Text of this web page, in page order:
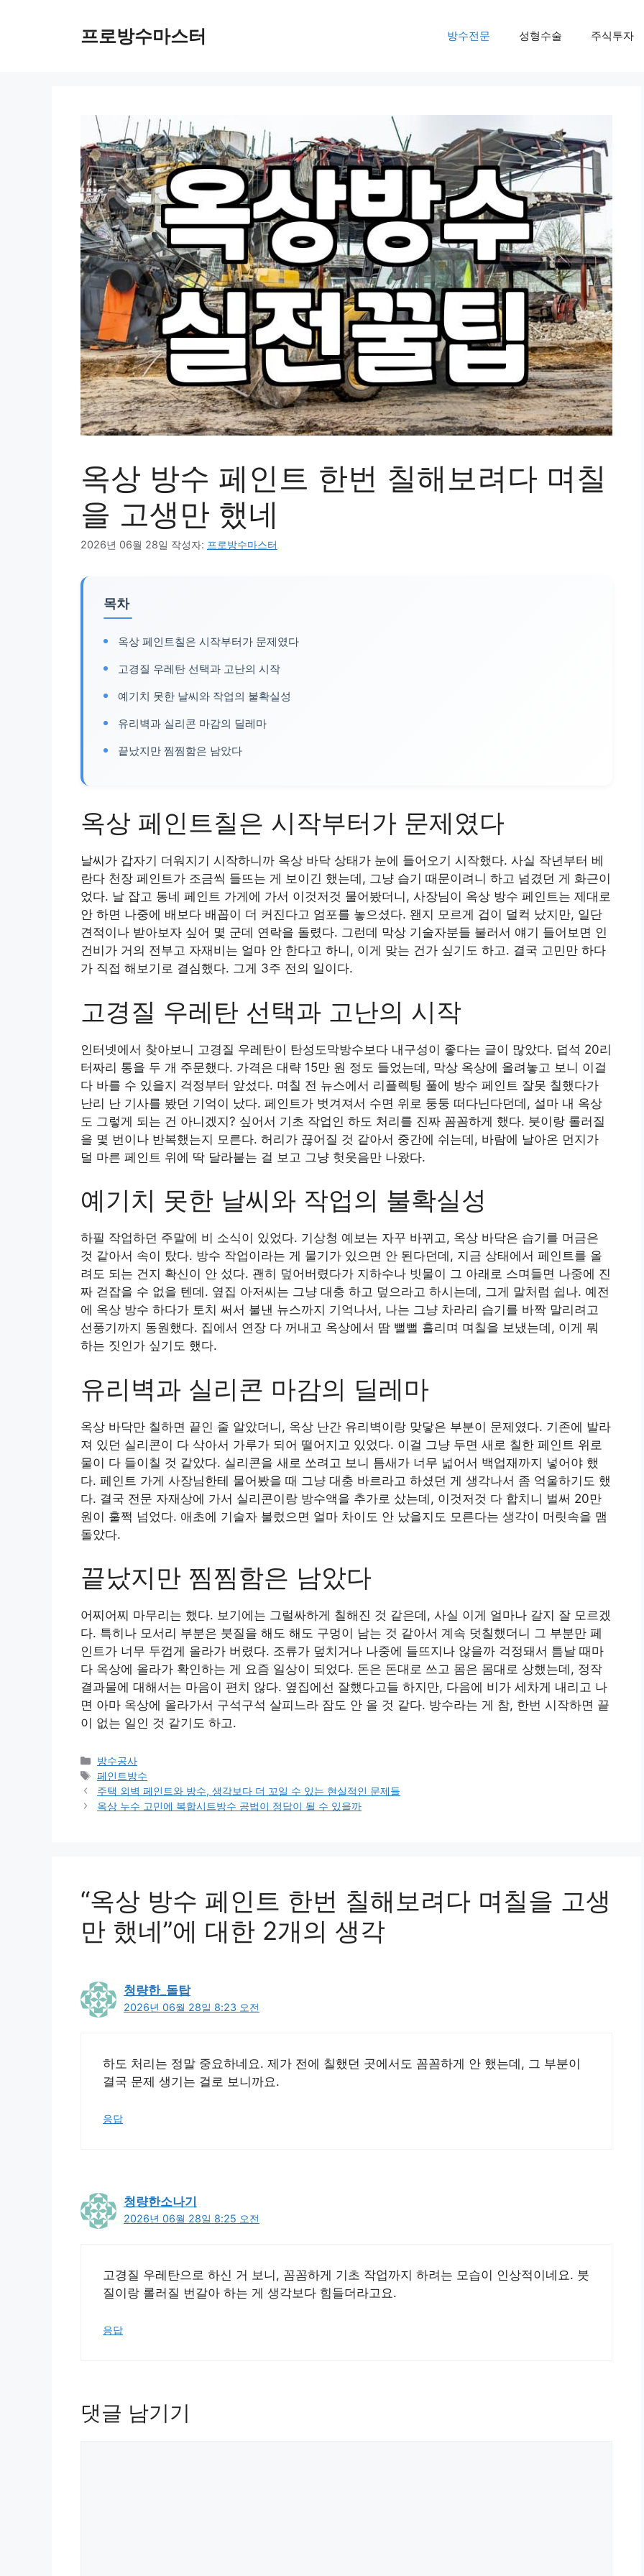
프로방수마스터 방수전문 성형수술 주식투자
옥상 방수 페인트 한번 칠해보려다 며칠
을 고생만 했네
2026년 06월 28일 작성자: 프로방수마스터
목차
옥상 페인트칠은 시작부터가 문제였다
고경질 우레탄 선택과 고난의 시작
예기치 못한 날씨와 작업의 불확실성
유리벽과 실리콘 마감의 딜레마
끝났지만 찜찜함은 남았다
옥상 페인트칠은 시작부터가 문제였다
날씨가 갑자기 더워지기 시작하니까 옥상 바닥 상태가 눈에 들어오기 시작했다. 사실 작년부터 베
란다 천장 페인트가 조금씩 들뜨는 게 보이긴 했는데, 그냥 습기 때문이려니 하고 넘겼던 게 화근이
었다. 날 잡고 동네 페인트 가게에 가서 이것저것 물어봤더니, 사장님이 옥상 방수 페인트는 제대로
안 하면 나중에 배보다 배꼽이 더 커진다고 엄포를 놓으셨다. 왠지 모르게 겁이 덜컥 났지만, 일단
견적이나 받아보자 싶어 몇 군데 연락을 돌렸다. 그런데 막상 기술자분들 불러서 얘기 들어보면 인
건비가 거의 전부고 자재비는 얼마 안 한다고 하니, 이게 맞는 건가 싶기도 하고. 결국 고민만 하다
가 직접 해보기로 결심했다. 그게 3주 전의 일이다.
고경질 우레탄 선택과 고난의 시작
인터넷에서 찾아보니 고경질 우레탄이 탄성도막방수보다 내구성이 좋다는 글이 많았다. 덥석 20리
터짜리 통을 두 개 주문했다. 가격은 대략 15만 원 정도 들었는데, 막상 옥상에 올려놓고 보니 이걸
다 바를 수 있을지 걱정부터 앞섰다. 며칠 전 뉴스에서 리플렉팅 풀에 방수 페인트 잘못 칠했다가
난리 난 기사를 봤던 기억이 났다. 페인트가 벗겨져서 수면 위로 둥둥 떠다닌다던데, 설마 내 옥상
도 그렇게 되는 건 아니겠지? 싶어서 기초 작업인 하도 처리를 진짜 꼼꼼하게 했다. 붓이랑 롤러질
을 몇 번이나 반복했는지 모른다. 허리가 끊어질 것 같아서 중간에 쉬는데, 바람에 날아온 먼지가
덜 마른 페인트 위에 딱 달라붙는 걸 보고 그냥 헛웃음만 나왔다.
예기치 못한 날씨와 작업의 불확실성
하필 작업하던 주말에 비 소식이 있었다. 기상청 예보는 자꾸 바뀌고, 옥상 바닥은 습기를 머금은
것 같아서 속이 탔다. 방수 작업이라는 게 물기가 있으면 안 된다던데, 지금 상태에서 페인트를 올
려도 되는 건지 확신이 안 섰다. 괜히 덮어버렸다가 지하수나 빗물이 그 아래로 스며들면 나중에 진
짜 걷잡을 수 없을 텐데. 옆집 아저씨는 그냥 대충 하고 덮으라고 하시는데, 그게 말처럼 쉽나. 예전
에 옥상 방수 하다가 토치 써서 불낸 뉴스까지 기억나서, 나는 그냥 차라리 습기를 바짝 말리려고
선풍기까지 동원했다. 집에서 연장 다 꺼내고 옥상에서 땀 뻘뻘 흘리며 며칠을 보냈는데, 이게 뭐
하는 짓인가 싶기도 했다.
유리벽과 실리콘 마감의 딜레마
옥상 바닥만 칠하면 끝인 줄 알았더니, 옥상 난간 유리벽이랑 맞닿은 부분이 문제였다. 기존에 발라
져 있던 실리콘이 다 삭아서 가루가 되어 떨어지고 있었다. 이걸 그냥 두면 새로 칠한 페인트 위로
물이 다 들이칠 것 같았다. 실리콘을 새로 쏘려고 보니 틈새가 너무 넓어서 백업재까지 넣어야 했
다. 페인트 가게 사장님한테 물어봤을 때 그냥 대충 바르라고 하셨던 게 생각나서 좀 억울하기도 했
다. 결국 전문 자재상에 가서 실리콘이랑 방수액을 추가로 샀는데, 이것저것 다 합치니 벌써 20만
원이 훌쩍 넘었다. 애초에 기술자 불렀으면 얼마 차이도 안 났을지도 모른다는 생각이 머릿속을 맴
돌았다.
끝났지만 찜찜함은 남았다
어찌어찌 마무리는 했다. 보기에는 그럴싸하게 칠해진 것 같은데, 사실 이게 얼마나 갈지 잘 모르겠
다. 특히나 모서리 부분은 붓질을 해도 해도 구멍이 남는 것 같아서 계속 덧칠했더니 그 부분만 페
인트가 너무 두껍게 올라가 버렸다. 조류가 덮치거나 나중에 들뜨지나 않을까 걱정돼서 틈날 때마
다 옥상에 올라가 확인하는 게 요즘 일상이 되었다. 돈은 돈대로 쓰고 몸은 몸대로 상했는데, 정작
결과물에 대해서는 마음이 편치 않다. 옆집에선 잘했다고들 하지만, 다음에 비가 세차게 내리고 나
면 아마 옥상에 올라가서 구석구석 살피느라 잠도 안 올 것 같다. 방수라는 게 참, 한번 시작하면 끝
이 없는 일인 것 같기도 하고.
카
테
고
리
방수공사
태
그
페인트방수
주택 외벽 페인트와 방수, 생각보다 더 꼬일 수 있는 현실적인 문제들
옥상 누수 고민에 복합시트방수 공법이 정답이 될 수 있을까
“옥상 방수 페인트 한번 칠해보려다 며칠을 고생
만 했네”에 대한 2개의 생각
청량한_돌탑
2026년 06월 28일 8:23 오전
하도 처리는 정말 중요하네요. 제가 전에 칠했던 곳에서도 꼼꼼하게 안 했는데, 그 부분이
결국 문제 생기는 걸로 보니까요.
응답
청량한소나기
2026년 06월 28일 8:25 오전
고경질 우레탄으로 하신 거 보니, 꼼꼼하게 기초 작업까지 하려는 모습이 인상적이네요. 붓
질이랑 롤러질 번갈아 하는 게 생각보다 힘들더라고요.
응답
댓글 남기기